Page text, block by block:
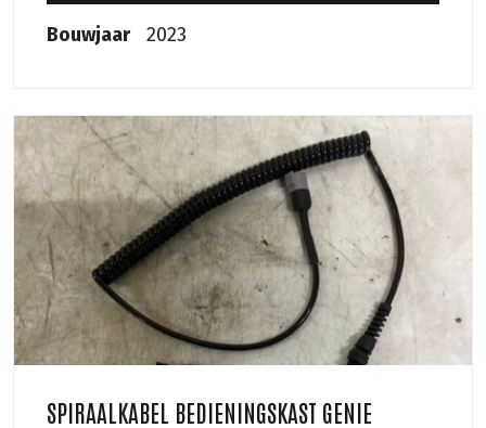
Bouwjaar 2023
SPIRAALKABEL BEDIENINGSKAST GENIE